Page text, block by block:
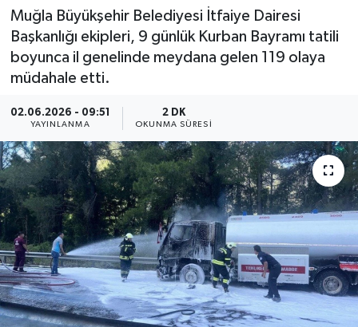
Muğla Büyükşehir Belediyesi İtfaiye Dairesi
Başkanlığı ekipleri, 9 günlük Kurban Bayramı tatili
boyunca il genelinde meydana gelen 119 olaya
müdahale etti.
02.06.2026 - 09:51
YAYINLANMA
2 DK
OKUNMA SÜRESI
Son Dakika Haberleri
Haber Arşivi